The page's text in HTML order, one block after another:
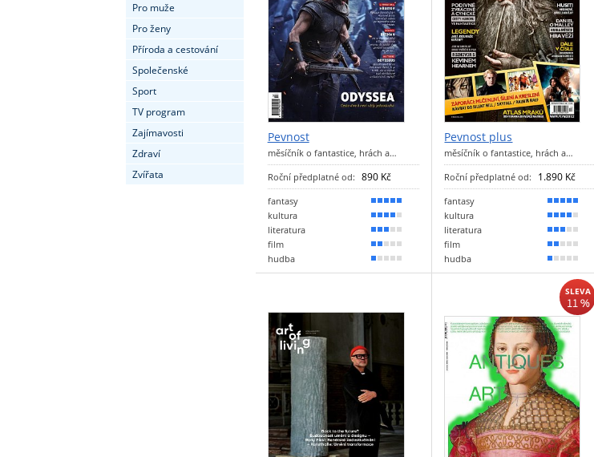
Pro muže
Pro ženy
Příroda a cestování
Společenské
Sport
TV program
Zajímavosti
Zdraví
Zvířata
Pevnost
měsíčník o fantastice, hrách a…
Roční předplatné od: 890 Kč
fantasy
100 %
kultura
80 %
literatura
50 %
film
30 %
hudba
20 %
Pevnost plus
měsíčník o fantastice, hrách a…
Roční předplatné od: 1.890 Kč
fantasy
100 %
kultura
80 %
literatura
50 %
film
30 %
hudba
20 %
SLEVA
11 %